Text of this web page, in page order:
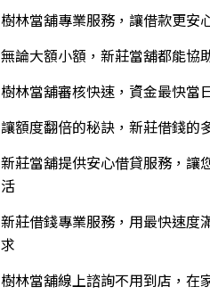
樹林當舖專業服務，讓借款更安
無論大額小額，新莊當舖都能協
樹林當舖審核快速，資金最快當
讓額度翻倍的秘訣，新莊借錢的
新莊當舖提供安心借貸服務，讓
活
新莊借錢專業服務，用最快速度
求
樹林當舖線上諮詢不用到店，在